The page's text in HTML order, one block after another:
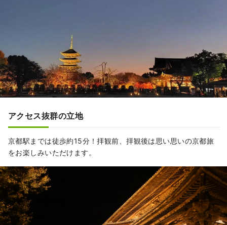
アクセス抜群の立地
京都駅までは徒歩約15分！拝観前、拝観後は思い思いの京都旅
をお楽しみいただけます。